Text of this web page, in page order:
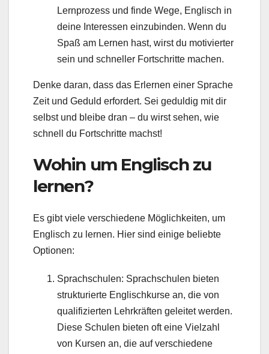
Lernprozess und finde Wege, Englisch in
deine Interessen einzubinden. Wenn du
Spaß am Lernen hast, wirst du motivierter
sein und schneller Fortschritte machen.
Denke daran, dass das Erlernen einer Sprache
Zeit und Geduld erfordert. Sei geduldig mit dir
selbst und bleibe dran – du wirst sehen, wie
schnell du Fortschritte machst!
Wohin um Englisch zu
lernen?
Es gibt viele verschiedene Möglichkeiten, um
Englisch zu lernen. Hier sind einige beliebte
Optionen:
Sprachschulen: Sprachschulen bieten
strukturierte Englischkurse an, die von
qualifizierten Lehrkräften geleitet werden.
Diese Schulen bieten oft eine Vielzahl
von Kursen an, die auf verschiedene